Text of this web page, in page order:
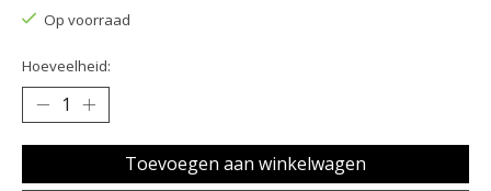
Op voorraad
Hoeveelheid:
Toevoegen aan winkelwagen